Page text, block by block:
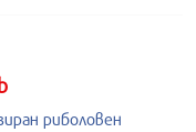
риболовен